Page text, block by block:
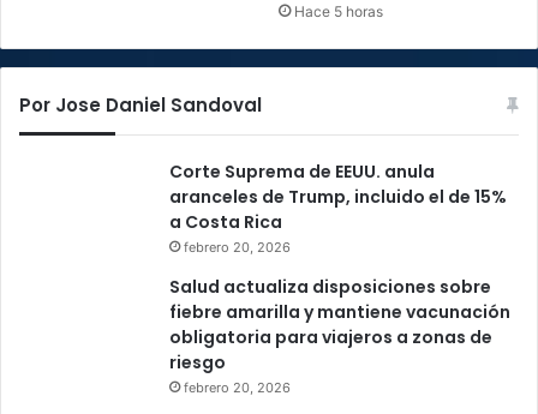
Hace 5 horas
Por Jose Daniel Sandoval
Corte Suprema de EEUU. anula
aranceles de Trump, incluido el de 15%
a Costa Rica
febrero 20, 2026
Salud actualiza disposiciones sobre
fiebre amarilla y mantiene vacunación
obligatoria para viajeros a zonas de
riesgo
febrero 20, 2026